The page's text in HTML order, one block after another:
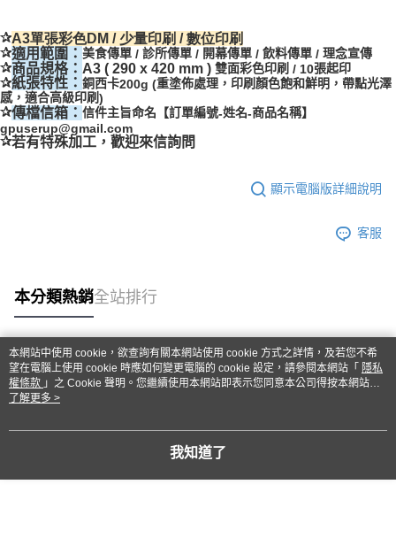
✰A3單張彩色DM / 少量印刷 / 數位印刷
✰適用範圍： 美食傳單 / 診所傳單 / 開幕傳單 / 飲料傳單 / 理念宣傳
✰商品規格： A3 ( 290 x 420 mm ) 雙面彩色印刷 / 10張起印
✰紙張特性： 銅西卡200g (重塗佈處理，印刷顏色飽和鮮明，帶點光澤
感，適合高級印刷)
✰傳檔信箱： 信件主旨命名【訂單編號-姓名-商品名稱】
gpuserup@gmail.com
✰若有特殊加工，歡迎來信詢問
顯示電腦版詳細說明
客服
本分類熱銷全站排行
熱門標籤
本網站中使用 cookie，欲查詢有關本網站使用 cookie 方式之詳情，及若您不希
望在電腦上使用 cookie 時應如何變更電腦的 cookie 設定，請參閱本網站「 隱私
權條款 」之 Cookie 聲明。您繼續使用本網站即表示您同意本公司得按本網站使
用條款之 Cookie 聲明使用 cookie。
了解更多 >
我知道了